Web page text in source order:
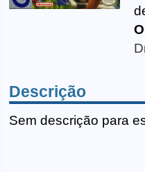
Descrição
Sem descrição para